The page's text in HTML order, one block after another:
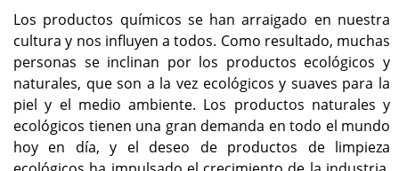
Los productos químicos se han arraigado en nuestra
cultura y nos influyen a todos. Como resultado, muchas
personas se inclinan por los productos ecológicos y
naturales, que son a la vez ecológicos y suaves para la
piel y el medio ambiente. Los productos naturales y
ecológicos tienen una gran demanda en todo el mundo
hoy en día, y el deseo de productos de limpieza